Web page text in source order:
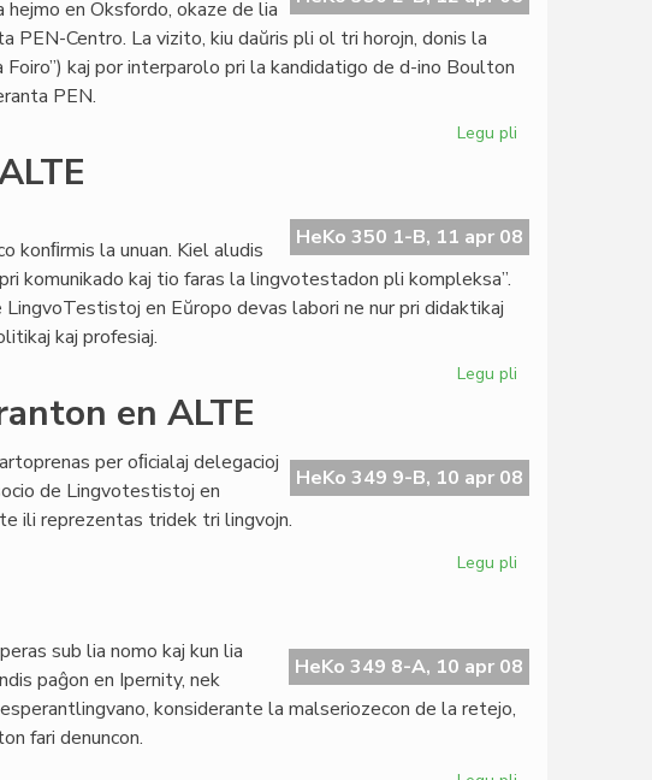
de
en Oksfordo, okaze de lia
PEN-Centro. La vizito, kiu daŭris pli ol tri horojn, donis la
kaj por interparolo pri la kandidatigo de d-ino Boulton
PEN.
Legu pli
HeKo 350 1-B, 11 apr 08
konﬁrmis la unuan. Kiel aludis
komunikado kaj tio faras la lingvotestadon pli kompleksa”.
en Eŭropo devas labori ne nur pri didaktikaj
kaj profesiaj.
Legu pli
ALTE
en ALTE
HeKo 349 9-B, 10 apr 08
per oﬁcialaj delegacioj
de Lingvotestistoj en
ili reprezentas tridek tri lingvojn.
Legu pli
en
ALTE
HeKo 349 8-A, 10 apr 08
sub lia nomo kaj kun lia
paĝon en Ipernity, nek
konsiderante la malseriozecon de la retejo,
fari denuncon.